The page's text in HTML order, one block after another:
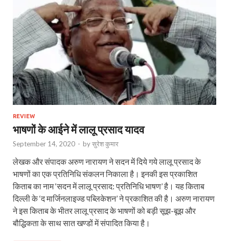
REVIEW
भाषणों के आईने में लालू प्रसाद यादव
September 14, 2020 - byसुरेश कुमार
लेखक और संपादक अरुण नारायण ने सदन में दिये गये लालू प्रसाद के
भाषणों का एक प्रतिनिधि संकलन निकाला है। इनकी इस प्रकाशित
किताब का नाम ‘सदन में लालू प्रसाद: प्रतिनिधि भाषण’ है। यह किताब
दिल्ली के ‘द मार्जिनलाइज्ड पब्लिकेशन’ ने प्रकाशित की है। अरुण नारायण
ने इस किताब के भीतर लालू प्रसाद के भाषणों को बड़ी सूझ-बूझ और
बौद्धिकता के साथ सात खण्डों में संपादित किया है।